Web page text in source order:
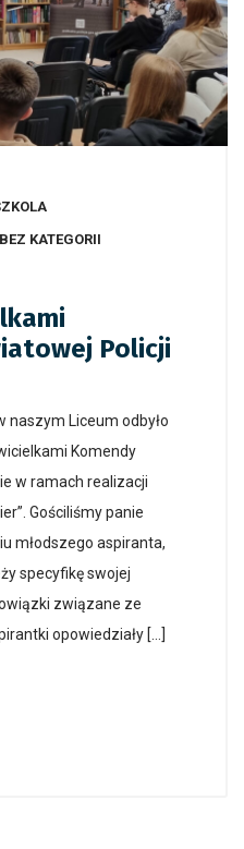
BEZ KATEGORII
Policji
naszym Liceum odbyło
Komendy
w ramach realizacji
Gościliśmy panie
młodszego aspiranta,
specyfikę swojej
związane ze
opowiedziały […]